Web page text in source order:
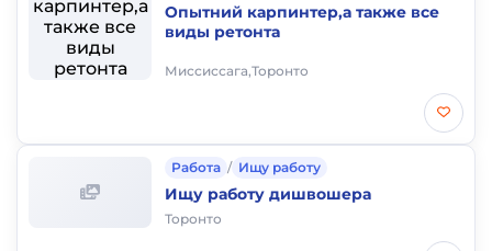
Опытний карпинтер,а также все
виды ретонта
Миссиссага,Торонто
Работа / Ищу работу
Ищу работу дишвошера
Торонто